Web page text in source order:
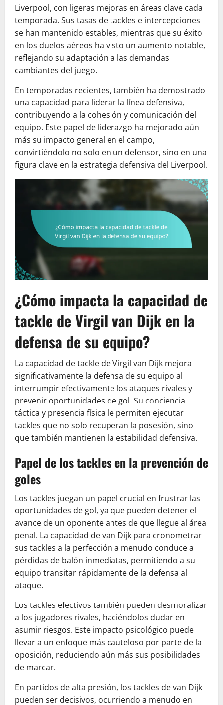
Liverpool, con ligeras mejoras en áreas clave cada
temporada. Sus tasas de tackles e intercepciones
se han mantenido estables, mientras que su éxito
en los duelos aéreos ha visto un aumento notable,
reflejando su adaptación a las demandas
cambiantes del juego.
En temporadas recientes, también ha demostrado
una capacidad para liderar la línea defensiva,
contribuyendo a la cohesión y comunicación del
equipo. Este papel de liderazgo ha mejorado aún
más su impacto general en el campo,
convirtiéndolo no solo en un defensor, sino en una
figura clave en la estrategia defensiva del Liverpool.
¿Cómo impacta la capacidad de
tackle de Virgil van Dijk en la
defensa de su equipo?
La capacidad de tackle de Virgil van Dijk mejora
significativamente la defensa de su equipo al
interrumpir efectivamente los ataques rivales y
prevenir oportunidades de gol. Su conciencia
táctica y presencia física le permiten ejecutar
tackles que no solo recuperan la posesión, sino
que también mantienen la estabilidad defensiva.
Papel de los tackles en la prevención de
goles
Los tackles juegan un papel crucial en frustrar las
oportunidades de gol, ya que pueden detener el
avance de un oponente antes de que llegue al área
penal. La capacidad de van Dijk para cronometrar
sus tackles a la perfección a menudo conduce a
pérdidas de balón inmediatas, permitiendo a su
equipo transitar rápidamente de la defensa al
ataque.
Los tackles efectivos también pueden desmoralizar
a los jugadores rivales, haciéndolos dudar en
asumir riesgos. Este impacto psicológico puede
llevar a un enfoque más cauteloso por parte de la
oposición, reduciendo aún más sus posibilidades
de marcar.
En partidos de alta presión, los tackles de van Dijk
pueden ser decisivos, ocurriendo a menudo en